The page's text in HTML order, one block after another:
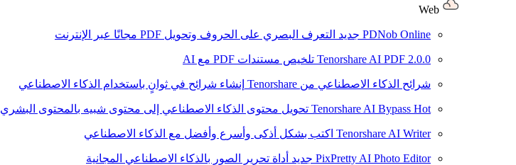
PDNob Online جديد التعرف البصري على الحروف وتحويل PDF مجانًا عبر الإنترنت
Tenorshare AI PDF 2.0.0 تلخيص مستندات PDF مع AI
شرائح الذكاء الاصطناعي من Tenorshare إنشاء شرائح في ثوانٍ باستخدام الذكاء الاصطناعي
Tenorshare AI Bypass Hot تحويل محتوى الذكاء الاصطناعي إلى محتوى شبيه بالمحتوى البشري
Tenorshare AI Writer اكتب بشكل أذكى وأسرع وأفضل مع الذكاء الاصطناعي
PixPretty AI Photo Editor جديد أداة تحرير الصور بالذكاء الاصطناعي المجانية